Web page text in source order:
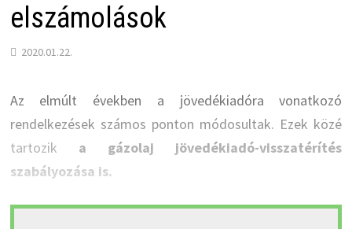
elszámolások
2020.01.22.
Az elmúlt években a jövedékiadóra vonatkozó
rendelkezések számos ponton módosultak. Ezek közé
tartozik a gázolaj jövedékiadó-visszatérítés
szabályozása is.